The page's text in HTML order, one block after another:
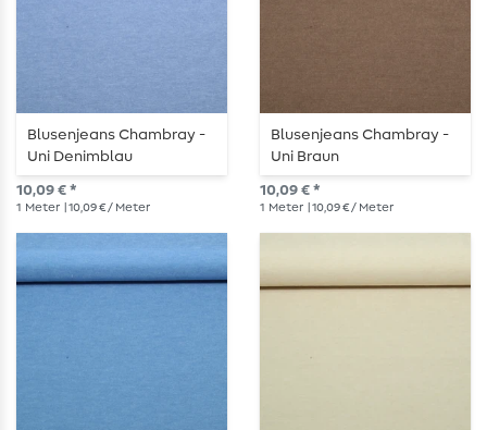
Blusenjeans Chambray -
Uni Denimblau
10,09 € *
1 Meter | 10,09 € / Meter
Blusenjeans Chambray -
Uni Braun
10,09 € *
1 Meter | 10,09 € / Meter